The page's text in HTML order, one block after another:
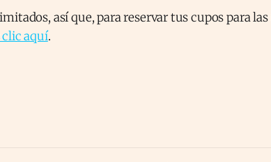
así que, para reservar tus cupos para
clic aquí.